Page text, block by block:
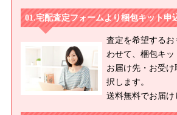
宅配査定フォームより梱包キット申
査定を希望する
わせて、梱包キッ
お届け先・お受
択します。
送料無料でお届け